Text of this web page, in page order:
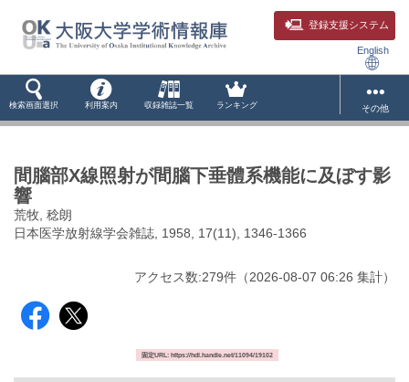
登録支援システム
English
検索画面選択 利用案内 収録雑誌一覧 ランキング その他
間腦部X線照射が間腦下垂體系機能に及ぼす影
響
荒牧, 稔朗
日本医学放射線学会雑誌, 1958, 17(11), 1346-1366
アクセス数:279件 （2026-08-07 06:26 集計）
固定URL: https://hdl.handle.net/11094/19102